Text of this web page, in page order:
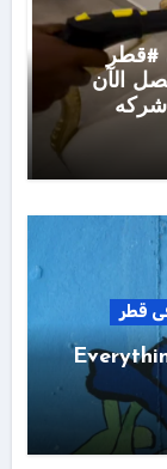
#قطر
الآن
قطر